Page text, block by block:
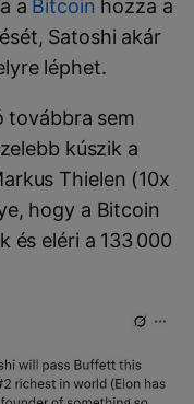
a Bitcoin hozza a
Satoshi akár
léphet.
továbbra sem
kúszik a
Thielen (10x
hogy a Bitcoin
és eléri a 133 000